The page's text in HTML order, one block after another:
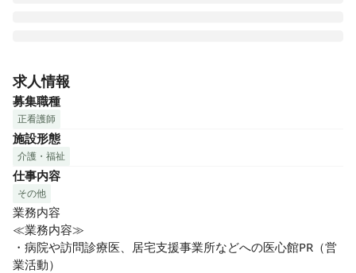
高い方をお受け入れし、大切な時間を穏やかに過ごしていた
だくための、安らぎの療養の場です。医療施設型ホスピスと
して皆様からのニーズにお応えし、療養環境の地域間格差の
是正に貢献するため、全国各地で医心館を展開しています。
病院や訪問診療医、居宅支援事業所などへの医心館PR（営業
活動）や入居までのコーディネート（入居相談・見学対応・
家族面談・実態調査～アセスメント・訪問診療医との連携）
など、看護知識を活かしながら働いていただく「地域連携看
護師」を募集いたします。
ご入居者様・ご家族・病院・施設から「ありがとう」を多く
いただけるお仕事です。
求人情報
募集職種
正看護師
施設形態
介護・福祉
仕事内容
その他
業務内容
≪業務内容≫
・病院や訪問診療医、居宅支援事業所などへの医心館PR（営
業活動）